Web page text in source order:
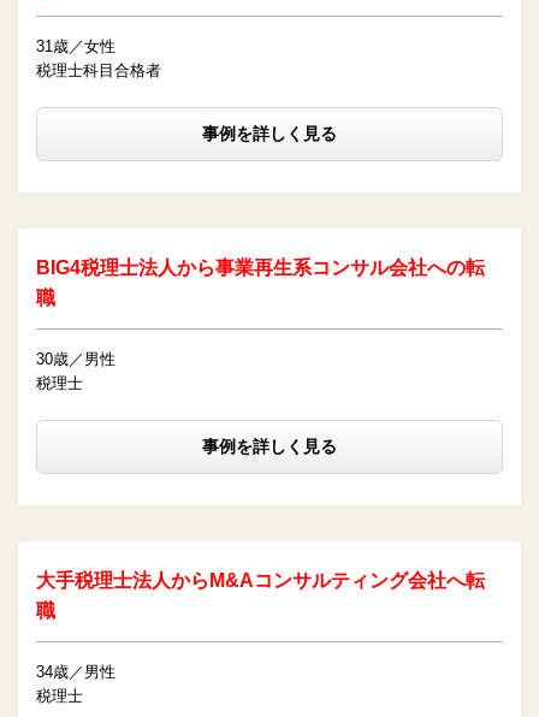
31歳／女性
税理士科目合格者
事例を詳しく見る
BIG4税理士法人から事業再生系コンサル会社への転
職
30歳／男性
税理士
事例を詳しく見る
大手税理士法人からM&Aコンサルティング会社へ転
職
34歳／男性
税理士